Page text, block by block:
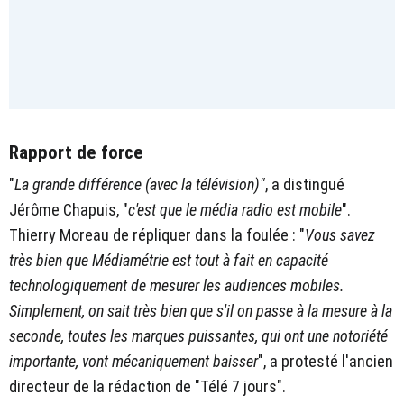
Rapport de force
"La grande différence (avec la télévision)", a distingué
Jérôme Chapuis, "c'est que le média radio est mobile".
Thierry Moreau de répliquer dans la foulée : "Vous savez
très bien que Médiamétrie est tout à fait en capacité
technologiquement de mesurer les audiences mobiles.
Simplement, on sait très bien que s'il on passe à la mesure à la
seconde, toutes les marques puissantes, qui ont une notoriété
importante, vont mécaniquement baisser", a protesté l'ancien
directeur de la rédaction de "Télé 7 jours".